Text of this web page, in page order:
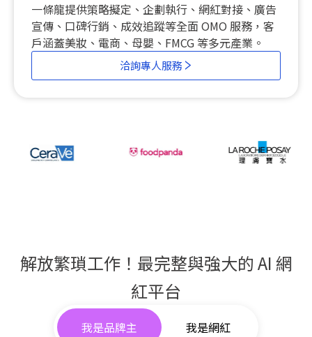
一條龍提供策略擬定、企劃執行、網紅對接、廣告
宣傳、口碑行銷、成效追蹤等全面 OMO 服務，客
戶涵蓋美妝、電商、母嬰、FMCG 等多元產業。
洽詢專人服務
解放繁瑣工作！最完整與強大的 AI 網
紅平台
我是品牌主 我是網紅